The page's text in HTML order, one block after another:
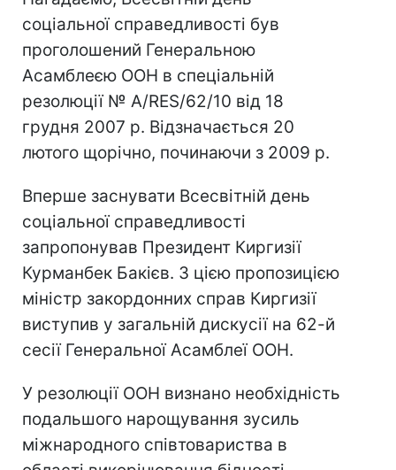
соціальної справедливості був
проголошений Генеральною
Асамблеєю ООН в спеціальній
резолюції № A/RES/62/10 від 18
грудня 2007 р. Відзначається 20
лютого щорічно, починаючи з 2009 р.
Вперше заснувати Всесвітній день
соціальної справедливості
запропонував Президент Киргизії
Курманбек Бакієв. З цією пропозицією
міністр закордонних справ Киргизії
виступив у загальній дискусії на 62-й
сесії Генеральної Асамблеї ООН.
У резолюції ООН визнано необхідність
подальшого нарощування зусиль
міжнародного співтовариства в